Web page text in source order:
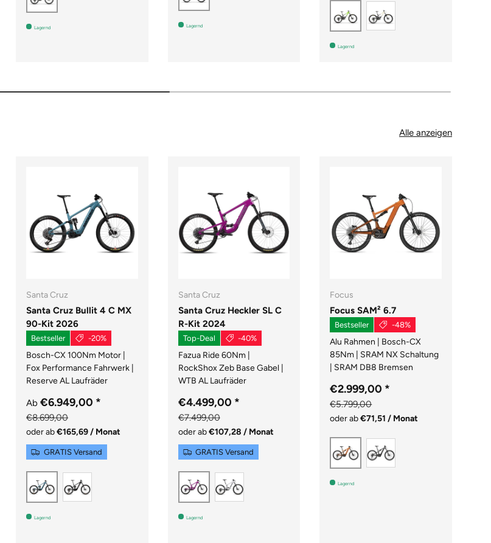
Lagernd Lagernd
Grün
Lagernd
Alle anzeigen
Santa Cruz
Santa Cruz Bullit 4 C MX
90-Kit 2026
Bestseller -20%
Bosch-CX 100Nm Motor |
Fox Performance Fahrwerk |
Reserve AL Laufräder
Ab €6.949,00 *
€8.699,00
oder ab€165,69 / Monat
GRATIS Versand
Matte Teal Sparkle
Lagernd
Santa Cruz
Santa Cruz Heckler SL C
R-Kit 2024
Top-Deal -40%
Fazua Ride 60Nm |
RockShox Zeb Base Gabel |
WTB AL Laufräder
€4.499,00 *
€7.499,00
oder ab€107,28 / Monat
GRATIS Versand
Gloss Magenta
Lagernd
Focus
Focus SAM² 6.7
Bestseller -48%
Alu Rahmen | Bosch-CX
85Nm | SRAM NX Schaltung
| SRAM DB8 Bremsen
€2.999,00 *
€5.799,00
oder ab€71,51 / Monat
RUSTORANGE GLOSSY /
Lagernd